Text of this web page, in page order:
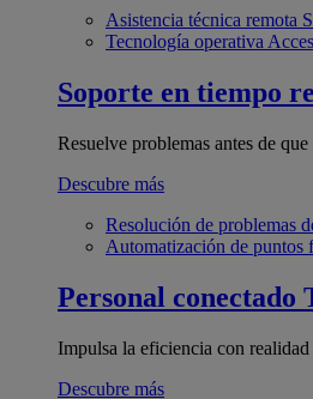
Asistencia técnica remota
Tecnología operativa
Soporte en tiempo
Resuelve problemas antes de
Descubre más
Resolución de problemas
Automatización de puntos
Personal conectado
Impulsa la eficiencia con
Descubre más